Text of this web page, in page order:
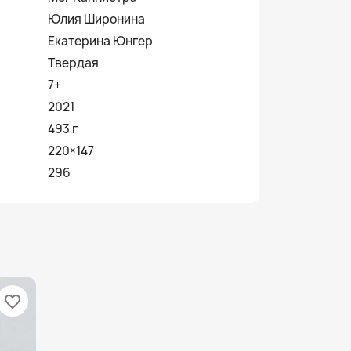
Юлия Широнина
Екатерина Юнгер
Твердая
7+
2021
493 г
220×147
296
favorite_border